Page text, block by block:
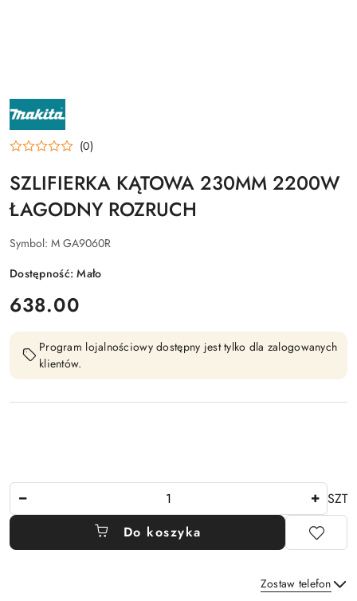
NAZWA
PRODUCENTA:
MAKITA
(0)
SZLIFIERKA KĄTOWA 230MM 2200W
ŁAGODNY ROZRUCH
Symbol: M GA9060R
Dostępność:Mało
cena:
638.00
Program lojalnościowy dostępny jest tylko dla zalogowanych
klientów.
SZT
Do koszyka
Zostaw telefon